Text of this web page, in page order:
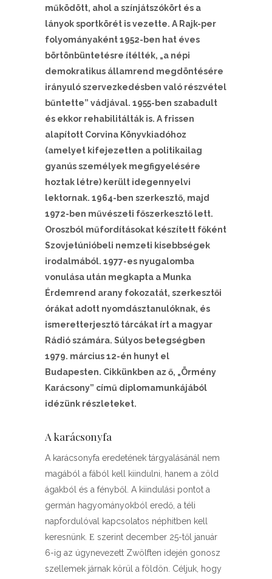
működött, ahol a színjátszókört és a
lányok sportkörét is vezette. A Rajk-per
folyományaként 1952-ben hat éves
börtönbüntetésre ítélték, „a népi
demokratikus államrend megdöntésére
irányuló szervezkedésben való részvétel
bűntette” vádjával. 1955-ben szabadult
és ekkor rehabilitálták is. A frissen
alapított Corvina Könyvkiadóhoz
(amelyet kifejezetten a politikailag
gyanús személyek megfigyelésére
hoztak létre) került idegennyelvi
lektornak. 1964-ben szerkesztő, majd
1972-ben művészeti főszerkesztő lett.
Oroszból műfordításokat készített főként
Szovjetúnióbeli nemzeti kisebbségek
irodalmából. 1977-es nyugalomba
vonulása után megkapta a Munka
Érdemrend arany fokozatát, szerkesztői
órákat adott nyomdásztanulóknak, és
ismeretterjesztő tárcákat írt a magyar
Rádió számára. Súlyos betegségben
1979. március 12-én hunyt el
Budapesten. Cikkünkben az ő, „Örmény
Karácsony” című diplomamunkájából
idézünk részleteket.
A karácsonyfa
A karácsonyfa eredetének tárgyalásánál nem
magából a fából kell kiindulni, hanem a zöld
ágakból és a fényből. A kiindulási pontot a
germán hagyományokból eredő, a téli
napfordulóval kapcsolatos néphitben kell
keresnünk. Ε szerint december 25-től január
6-ig az úgynevezett Zwölften idején gonosz
szellemek járnak körül a földön. Céljuk, hogy